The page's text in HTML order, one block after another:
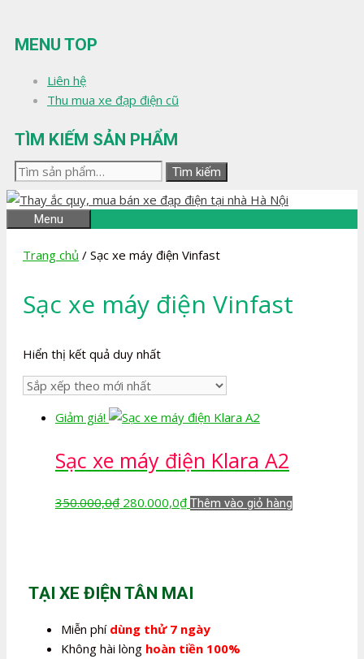
đến
nội
MENU TOP
Liên hệ
Thu mua xe đạp điện cũ
TÌM KIẾM SẢN PHẨM
Tìm
kiếm:
Tìm kiếm
Menu
Trang chủ / Sạc xe máy điện Vinfast
Sạc xe máy điện Vinfast
Hiển thị kết quả duy nhất
Giảm giá!
Sạc xe máy điện Klara A2
350.000,0₫ Giá
280.000,0₫Giá
Thêm vào giỏ hàng
TẠI XE ĐIỆN TÂN MAI
Miễn phí dùng thử 7 ngày
Không hài lòng hoàn tiền 100%